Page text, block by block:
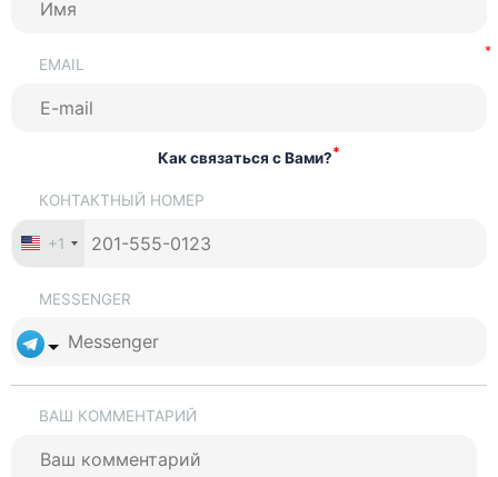
EMAIL
Как связаться с Вами?*
КОНТАКТНЫЙ НОМЕР
+1
MESSENGER
ВАШ КОММЕНТАРИЙ